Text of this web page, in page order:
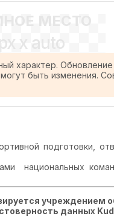
МЕСТО
x auto
характер.
быть изменения.
подготовки,
национальных
учреждением
данных